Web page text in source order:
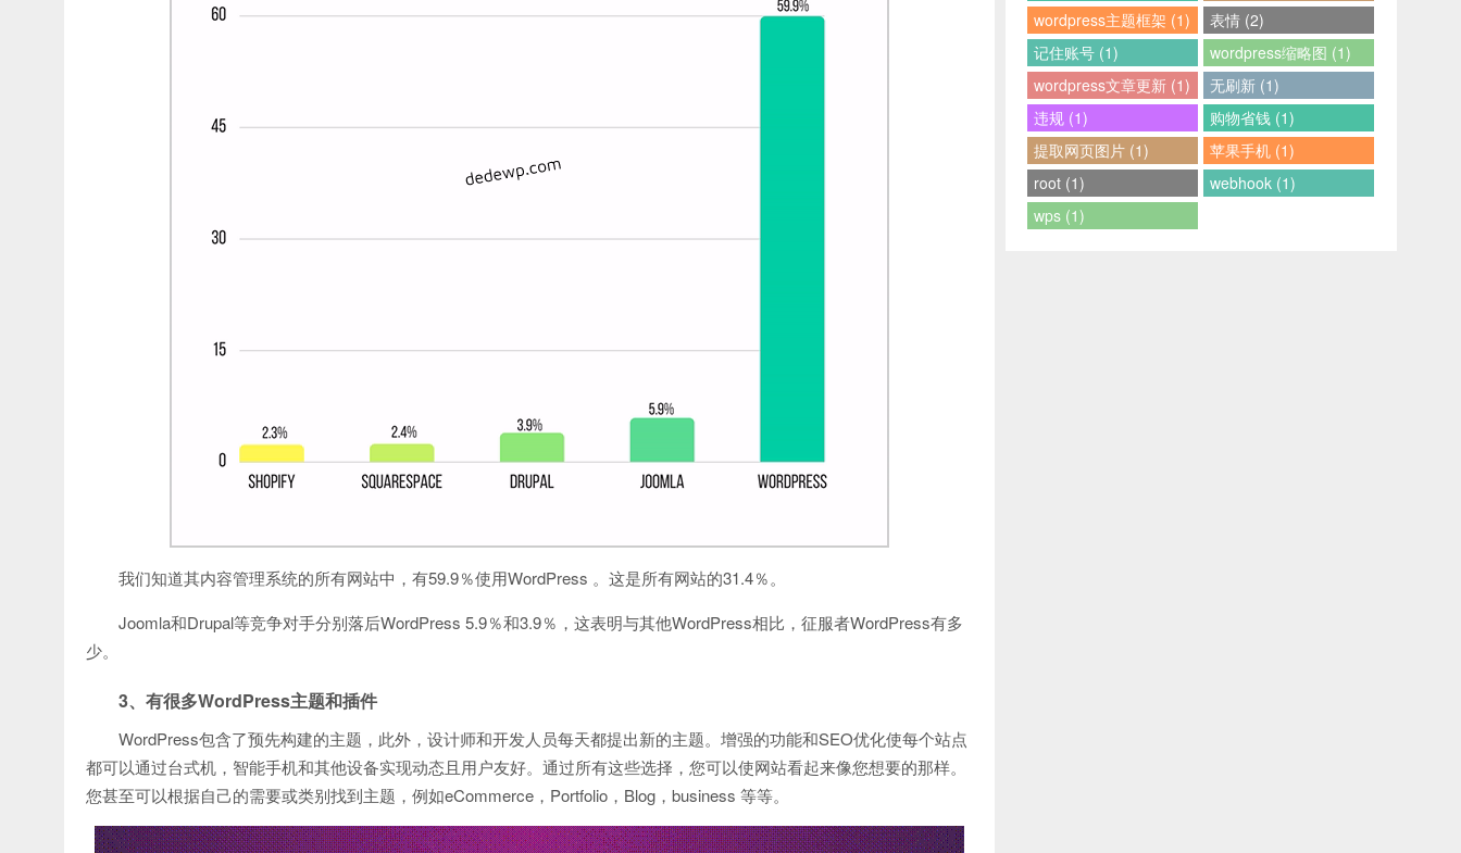
我们知道其内容管理系统的所有网站中，有59.9％使用WordPress 。这是所有网站的31.4％。
Joomla和Drupal等竞争对手分别落后WordPress 5.9％和3.9％，这表明与其他WordPress相比，征服者WordPress有多
少。
3、有很多WordPress主题和插件
WordPress包含了预先构建的主题，此外，设计师和开发人员每天都提出新的主题。增强的功能和SEO优化使每个站点
都可以通过台式机，智能手机和其他设备实现动态且用户友好。通过所有这些选择，您可以使网站看起来像您想要的那样。
您甚至可以根据自己的需要或类别找到主题，例如eCommerce，Portfolio，Blog，business 等等。
wordpress主题框架 (1)
表情 (2)
记住账号 (1)
wordpress缩略图 (1)
wordpress文章更新 (1)
无刷新 (1)
违规 (1)
购物省钱 (1)
提取网页图片 (1)
苹果手机 (1)
root (1)
webhook (1)
wps (1)